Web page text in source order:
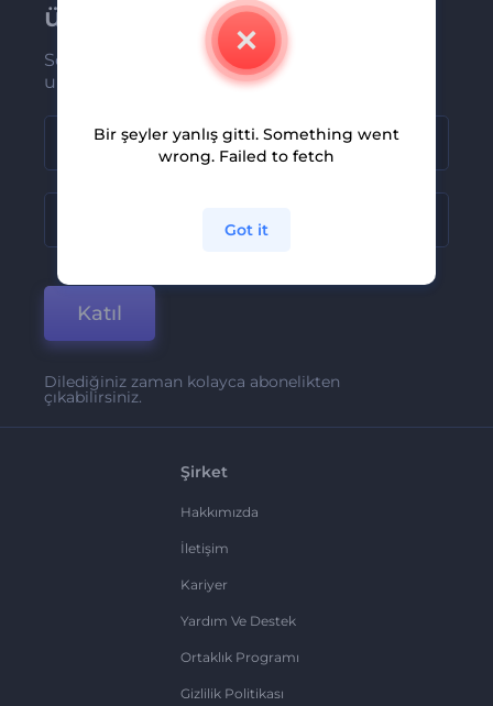
üye olun
Son haber ve tekliflerimiz ilk olarak size
ulaşsın
Katıl
Dilediğiniz zaman kolayca abonelikten
çıkabilirsiniz.
Şirket
Hakkımızda
İletişim
Kariyer
Yardım Ve Destek
Ortaklık Programı
Gizlilik Politikası
Bir şeyler yanlış gitti. Something went
wrong. Failed to fetch
Got it